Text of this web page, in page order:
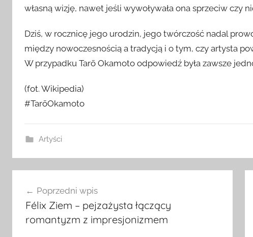
własną wizję, nawet jeśli wywoływała ona sprzeciw czy
Dziś, w rocznicę jego urodzin, jego twórczość nadal
między nowoczesnością a tradycją i o tym, czy artysta
W przypadku Tarō Okamoto odpowiedź była zawsze
(fot. Wikipedia)
#TarōOkamoto
Artyści
wpisuPoprzedni wpis
Félix Ziem – pejzażysta łączący
romantyzm z impresjonizmem